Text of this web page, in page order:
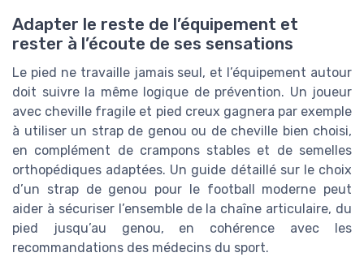
Adapter le reste de l’équipement et
rester à l’écoute de ses sensations
Le pied ne travaille jamais seul, et l’équipement autour
doit suivre la même logique de prévention. Un joueur
avec cheville fragile et pied creux gagnera par exemple
à utiliser un strap de genou ou de cheville bien choisi,
en complément de crampons stables et de semelles
orthopédiques adaptées. Un guide détaillé sur le choix
d’un strap de genou pour le football moderne peut
aider à sécuriser l’ensemble de la chaîne articulaire, du
pied jusqu’au genou, en cohérence avec les
recommandations des médecins du sport.